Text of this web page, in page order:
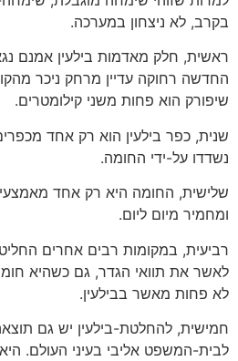
בקרב, לא ניצחון במערכה.
ראשית, חלק מאדמות בילעין אמנם
החדשה רחוקה עדיין מרחק ניכר
שיפורק הוא פחות משני קילומטרים.
שנית, כפר בילעין הוא רק אחד
נשדדו על-ידי החומה.
שלישית, החומה היא רק אחד מאמצעי
ומחמיר מיום ליום.
רביעית, במקומות רבים אחרים
לאשר את תוואי הגדר, גם כשהיא
לא פחות מאשר בבילעין.
חמישית, להחלטת-בילעין יש גם
לבית-המשפט אליבי בעיני העולם.